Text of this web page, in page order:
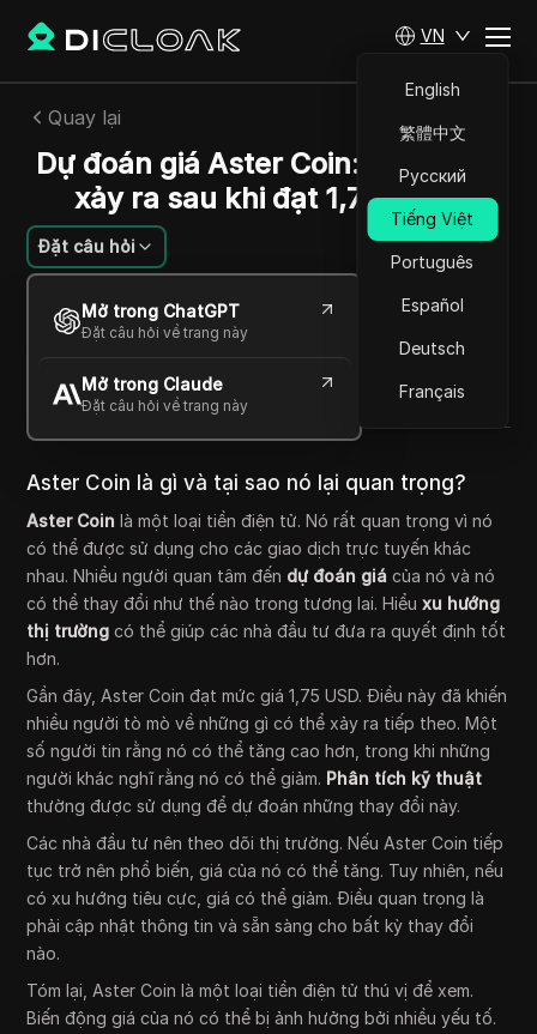
VN
English
繁體中文
Русский
Tiếng Việt
Português
Español
Deutsch
Français
Quay lại
Dự đoán giá Aster Coin: Điều gì sẽ
xảy ra sau khi đạt 1,75 USD?
Đặt câu hỏi
Mở trong ChatGPT
Đặt câu hỏi về trang này
Mở trong Claude
Đặt câu hỏi về trang này
Mikhail Kozlov
29 Th09 2025 3
Đọc trong giây phút
Copy Link
Aster Coin là gì và tại sao nó lại quan trọng?
Aster Coin là một loại tiền điện tử. Nó rất quan trọng vì nó
có thể được sử dụng cho các giao dịch trực tuyến khác
nhau. Nhiều người quan tâm đến dự đoán giá của nó và nó
có thể thay đổi như thế nào trong tương lai. Hiểuxu hướng
thị trường có thể giúp các nhà đầu tư đưa ra quyết định tốt
hơn.
Gần đây, Aster Coin đạt mức giá 1,75 USD. Điều này đã khiến
nhiều người tò mò về những gì có thể xảy ra tiếp theo. Một
số người tin rằng nó có thể tăng cao hơn, trong khi những
người khác nghĩ rằng nó có thể giảm. Phân tích kỹ thuật
thường được sử dụng để dự đoán những thay đổi này.
Các nhà đầu tư nên theo dõi thị trường. Nếu Aster Coin tiếp
tục trở nên phổ biến, giá của nó có thể tăng. Tuy nhiên, nếu
có xu hướng tiêu cực, giá có thể giảm. Điều quan trọng là
phải cập nhật thông tin và sẵn sàng cho bất kỳ thay đổi
nào.
Tóm lại, Aster Coin là một loại tiền điện tử thú vị để xem.
Biến động giá của nó có thể bị ảnh hưởng bởi nhiều yếu tố.